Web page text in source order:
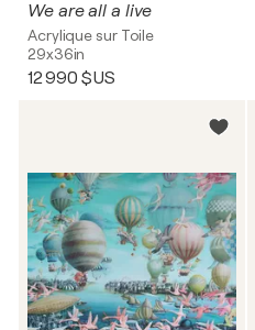
We are all a live
Acrylique sur Toile
29x36in
12 990 $US